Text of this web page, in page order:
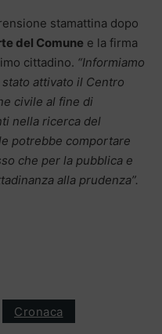
stamattina dopo
del Comune e la firma
cittadino. “Informiamo
attivato il Centro
civile al fine di
nella ricerca del
potrebbe comportare
che per la pubblica e
alla prudenza”.
Cronaca